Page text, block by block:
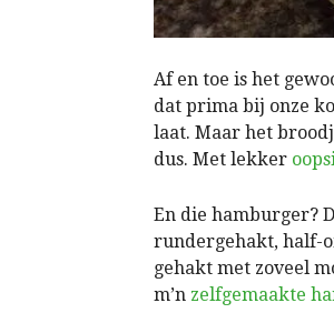
Af en toe is het
dat prima bij onze
laat. Maar het
dus. Met lekker
En die hamburger?
rundergehakt, half-
gehakt met zoveel
m’n zelfgemaakte